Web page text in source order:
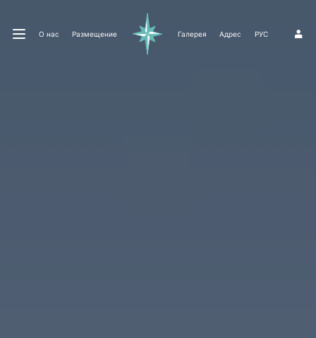
О нас Размещение Галерея Адрес РУС 1